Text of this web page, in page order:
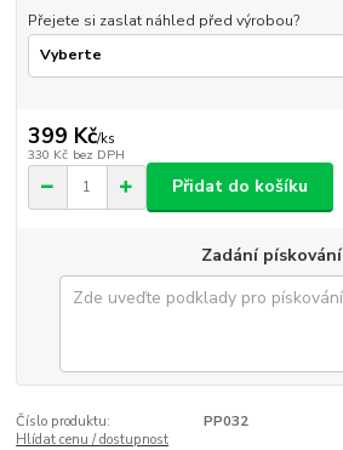
Přejete si zaslat náhled před výrobou?
399 Kč/ks
330 Kč bez DPH
Přidat do košíku
Zadání pískování
Číslo produktu:
PP032
Hlídat cenu / dostupnost